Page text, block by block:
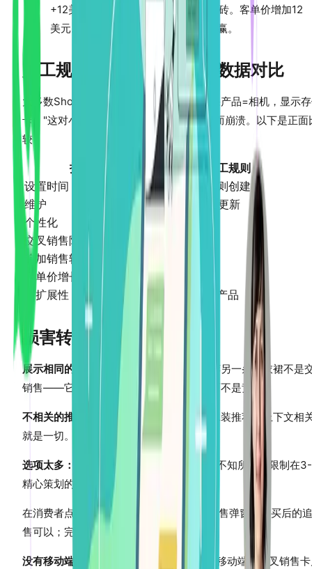
+12美元运费）。"消费者添加了瑜伽砖。客单价增加12
美元。运费被消除。商家和消费者双赢。
人工规则 vs AI驱动推荐：数据对比
大多数Shopify商家从人工规则开始："如果产品=相机，显示
卡。"这对小目录有效，但随着复杂度增加而崩溃。以下是正面
较：
指标
人工规则
设置时间
20-40小时（规则创建）
维护
随目录变化每周更新
个性化
一刀切
交叉销售附加率
2-5%
追加销售转化率
5-8%
客单价增长
5-10%
可扩展性
限制在约200个产品
损害转化的交叉销售错误
展示相同的产品类型：
在连衣裙页面上推荐另一条连衣裙不是
销售——它是干扰。交叉销售必须互补，而不是竞争。
不相关的推荐：
冬季外套的消费者不需要泳装推荐。上下文相
就是一切。
选项太多：
展示8个以上的推荐会让消费者不知所措。限制在
精心策划的商品。
在消费者点击"下单"后永远不要显示交叉销售弹窗。购买后的
售可以；完成前的打断不行。
没有移动端优化：
70%的Shopify流量来自移动端。交叉销售